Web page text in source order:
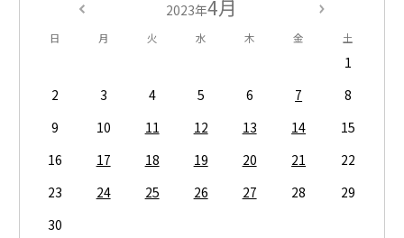
2023年4月
日 月 火 水 木 金 土
1
2
3 4 5 6 7
8
9
10 11 12 13 14
15
16
17 18 19 20 21
22
23
24 25 26 27 28
29
30